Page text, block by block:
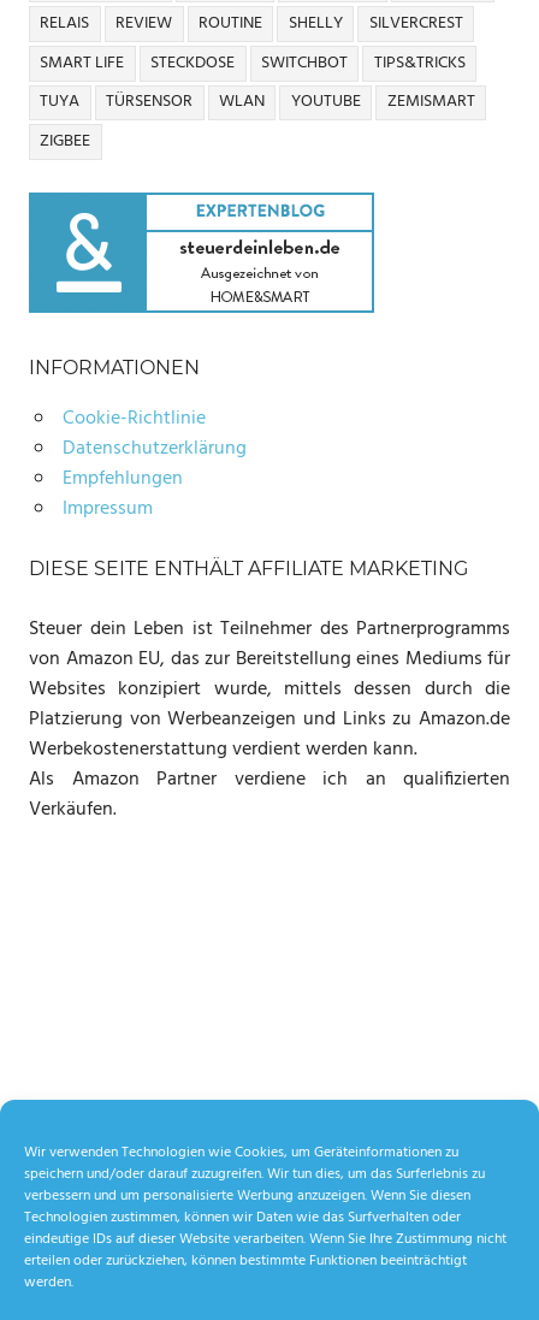
Wir verwenden Technologien wie Cookies, um Geräteinformationen zu
speichern und/oder darauf zuzugreifen. Wir tun dies, um das Surferlebnis zu
verbessern und um personalisierte Werbung anzuzeigen. Wenn Sie diesen
Technologien zustimmen, können wir Daten wie das Surfverhalten oder
eindeutige IDs auf dieser Website verarbeiten. Wenn Sie Ihre Zustimmung nicht
erteilen oder zurückziehen, können bestimmte Funktionen beeinträchtigt
werden.
RELAIS
REVIEW ROUTINE SHELLY
SILVERCREST
SMART LIFE
STECKDOSE SWITCHBOT
TIPS&TRICKS
TUYA
TÜRSENSOR WLAN YOUTUBE
ZEMISMART
ZIGBEE
INFORMATIONEN
Cookie-Richtlinie
Datenschutzerklärung
Empfehlungen
Impressum
DIESE SEITE ENTHÄLT AFFILIATE MARKETING
Steuer dein Leben ist Teilnehmer des Partnerprogramms
von Amazon EU, das zur Bereitstellung eines Mediums für
Websites konzipiert wurde, mittels dessen durch die
Platzierung von Werbeanzeigen und Links zu Amazon.de
Werbekostenerstattung verdient werden kann.
Als Amazon Partner verdiene ich an qualifizierten
Verkäufen.